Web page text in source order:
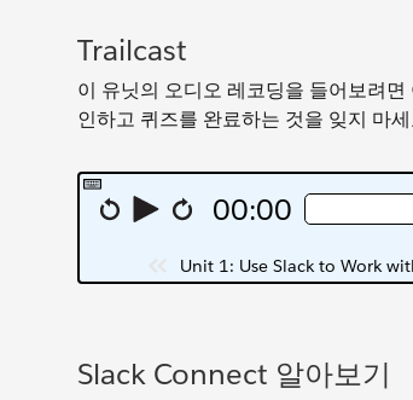
Trailcast
이 유닛의 오디오 레코딩을 들어보려
인하고 퀴즈를 완료하는 것을 잊지 마
Slack Connect 알아보기